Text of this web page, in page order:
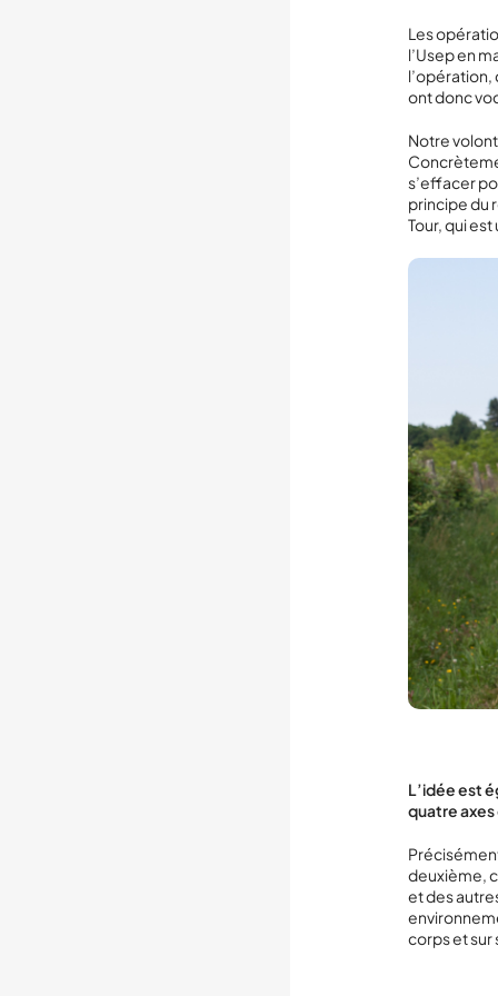
Les
l’Usep en
ont donc
Notre
s’effacer
principe du
Tour, qui
L’idée est
quatre
deuxième,
et des
corps et sur